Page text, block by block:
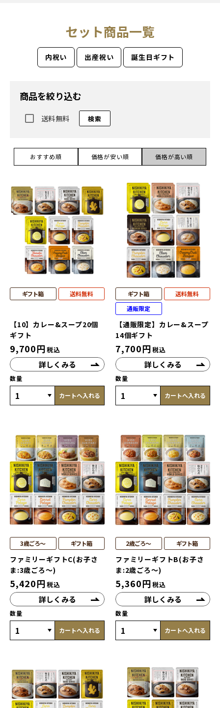
セット商品一覧
内祝い 出産祝い 誕生日ギフト
商品を絞り込む
送料無料 検索
おすすめ順 価格が安い順 価格が高い順
ギフト箱 送料無料
【10】カレー&スープ20個
ギフト
9,700円税込
詳しくみる
数量
カートへ入れる
ギフト箱
送料無料
通販限定
【通販限定】カレー&スープ
14個ギフト
7,700円税込
詳しくみる
数量
カートへ入れる
3歳ごろ～ ギフト箱
ファミリーギフトC(お子さ
ま:3歳ごろ～)
5,420円税込
詳しくみる
数量
カートへ入れる
2歳ごろ～ ギフト箱
ファミリーギフトB(お子さ
ま:2歳ごろ～)
5,360円税込
詳しくみる
数量
カートへ入れる